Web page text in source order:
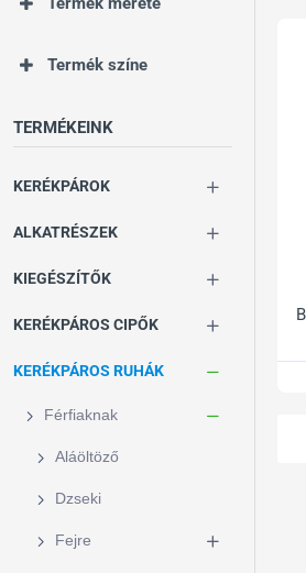
Termék színe
TERMÉKEINK
KERÉKPÁROK
ALKATRÉSZEK
KIEGÉSZÍTŐK
KERÉKPÁROS CIPŐK
KERÉKPÁROS RUHÁK
Férfiaknak
Aláöltöző
Dzseki
Fejre